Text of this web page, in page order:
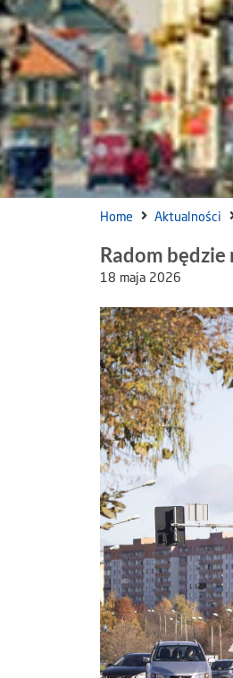
Home Aktualności
Radom
18 maja 2026